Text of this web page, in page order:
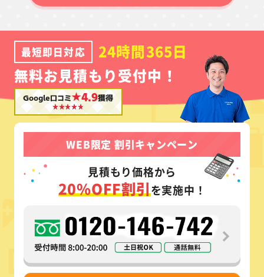
最短即日対応
24時間365日
無料お見積もり受付中！
Google口コミ★4.9獲得
WEB限定 割引キャンペーン
見積もり価格から
20%OFF割引を実施中！